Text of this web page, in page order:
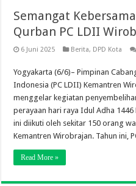
Semangat
Qurban PC LDII
6 Juni 2025 Berita, DPD Kota
Yogyakarta (6/6)– Pimpinan
Indonesia (PC LDII) Kemantren
menggelar kegiatan
perayaan hari raya Idul Adha
ini diikuti oleh sekitar 150 orang
Kemantren Wirobrajan. Tahun ini,
Read More »